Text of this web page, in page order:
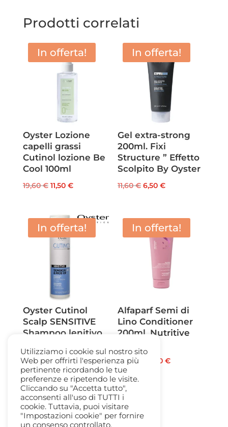
Prodotti correlati
In offerta!
Oyster Lozione
capelli grassi
Cutinol lozione Be
Cool 100ml
19,60€ Il
era:
19,60 €.
11,50 €Il
è:
11,50 €.
In offerta!
Gel extra-strong
200ml. Fixi
Structure ” Effetto
Scolpito By Oyster
11,60€ Il
era:
11,60 €.
6,50€Il
è:
6,50 €.
In offerta!
Oyster Cutinol
Scalp SENSITIVE
Shampoo lenitivo
5,00€ - 13,50€Fascia
di
prezzo:
da
5,00 €
a
In offerta!
Alfaparf Semi di
Lino Conditioner
200ml. Nutritive
21,40€ 14,50€Il
Utilizziamo i cookie sul nostro sito
Web per offrirti l'esperienza più
pertinente ricordando le tue
preferenze e ripetendo le visite.
Cliccando su "Accetta tutto",
acconsenti all'uso di TUTTI i
cookie. Tuttavia, puoi visitare
"Impostazioni cookie" per fornire
un consenso controllato.